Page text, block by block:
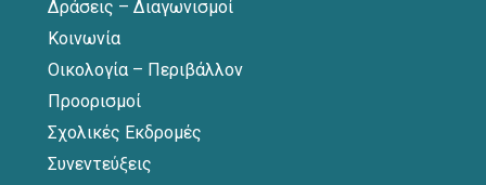
Δράσεις – Διαγωνισμοί
Κοινωνία
Οικολογία – Περιβάλλον
Προορισμοί
Σχολικές Εκδρομές
Συνεντεύξεις